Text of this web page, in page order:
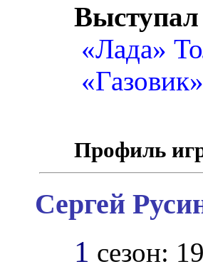
«Лада»
Профиль
Сергей
1 сезон: